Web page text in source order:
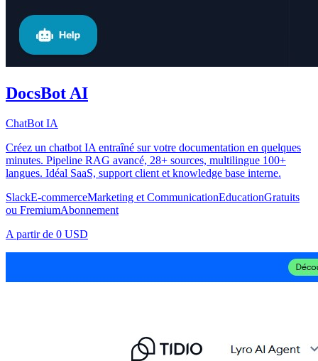
DocsBot AI
ChatBot IA
Créez un chatbot IA entraîné sur votre documentation en quelques
minutes. Pipeline RAG avancé, 28+ sources, multilingue 100+
langues. Idéal SaaS, support client et knowledge base interne.
SlackE-commerceMarketing et CommunicationEducationGratuits
ou FremiumAbonnement
A partir de 0 USD